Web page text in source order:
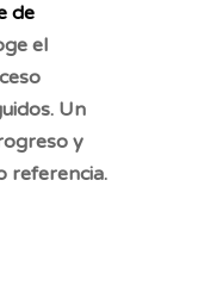
de
el
Un
y
referencia.